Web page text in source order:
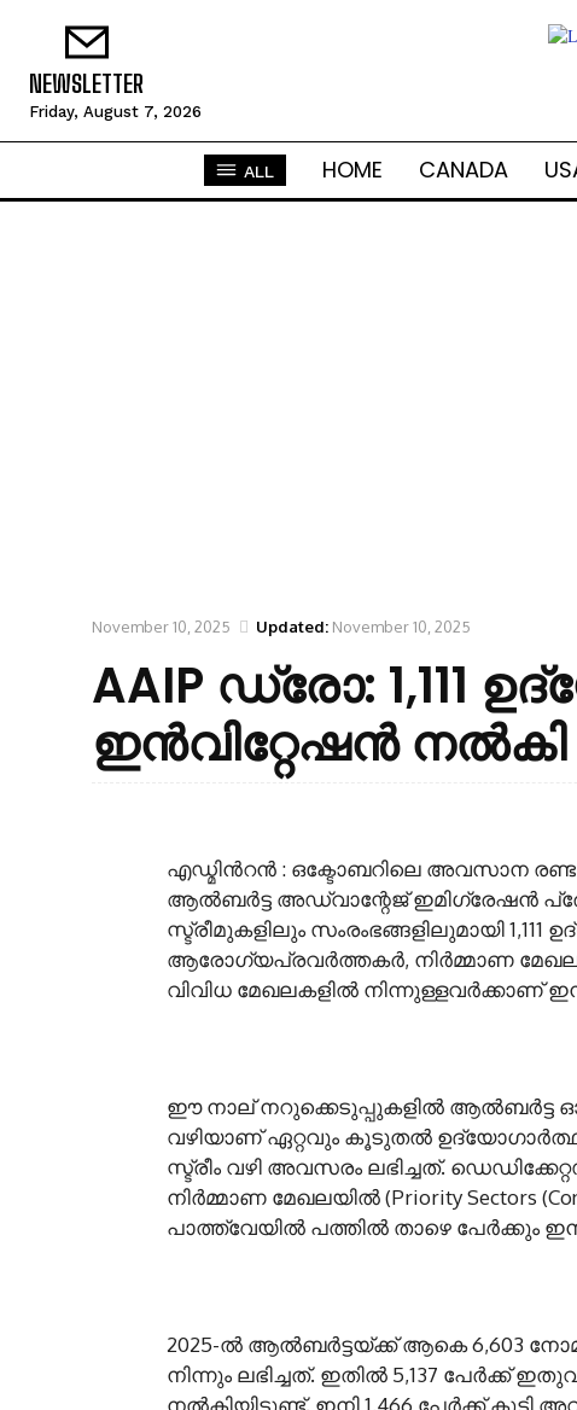
NEWSLETTER
Friday, August 7, 2026
ALL HOME CANADA
November 10, 2025 Updated: November 10, 2025
AAIP ഡ്രോ: 1,111
ഇൻവിറ്റേഷൻ
എഡ്മിന്‍റൻ : ഒക്ടോബറിലെ അവസാന
ആൽബർട്ട അഡ്വാന്റേജ് ഇമിഗ്രേഷൻ
സ്ട്രീമുകളിലും സംരംഭങ്ങളിലുമായി
ആരോഗ്യപ്രവർത്തകർ, നിർമ്മാണ
വിവിധ മേഖലകളിൽ നിന്നുള്ളവർക്കാണ്
ഈ നാല് നറുക്കെടുപ്പുകളിൽ ആൽബർട്ട
വഴിയാണ് ഏറ്റവും കൂടുതൽ
സ്ട്രീം വഴി അവസരം ലഭിച്ചത്.
നിർമ്മാണ മേഖലയിൽ (Priority Sectors
പാത്ത്‌വേയിൽ പത്തിൽ താഴെ പേർക്കും
2025-ൽ ആൽബർട്ടയ്ക്ക് ആകെ 6,603
നിന്നും ലഭിച്ചത്. ഇതിൽ 5,137 പേർക്ക്
നൽകിയിട്ടുണ്ട്. ഇനി 1,466 പേർക്ക് കൂടി